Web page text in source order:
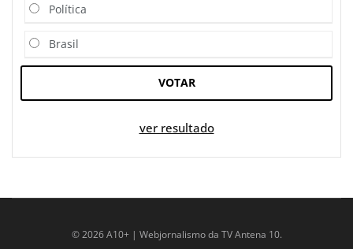
Política
Brasil
VOTAR
ver resultado
© 2026 A10+ | Webjornalismo da TV Antena 10.